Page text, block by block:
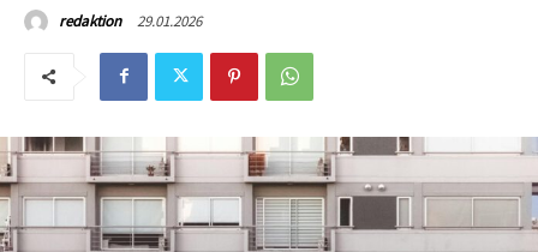
redaktion 29.01.2026